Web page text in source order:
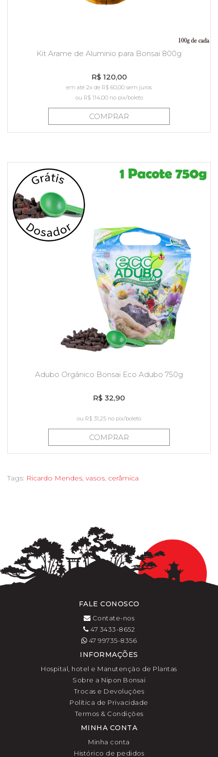
Kit Arame de Aluminio para Bonsai 800g
R$ 120,00
em até 2x de R$ 60,00 sem juros
ou R$ 114,00no pix/boleto
COMPRAR
Adubo Orgânico Bonsai Eco Adubo 750g
R$ 32,90
ou R$ 31,25 no pix/boleto
COMPRAR
Tags: Ricardo Mendes, vasos, cerâmica
FALE CONOSCO
Contate-nos
47 3433-8652
47 99735-8356
INFORMAÇÕES
Hospital, hotel e Manutenção de Plantas
Sobre a Nipon Bonsai
Trocas e Devoluções
Política de Privacidade
Termos & Condições
MINHA CONTA
Minha conta
Histórico de pedidos